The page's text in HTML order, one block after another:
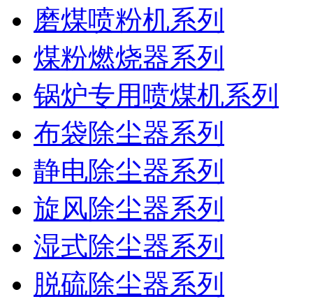
磨煤喷粉机系列
煤粉燃烧器系列
锅炉专用喷煤机系列
布袋除尘器系列
静电除尘器系列
旋风除尘器系列
湿式除尘器系列
脱硫除尘器系列